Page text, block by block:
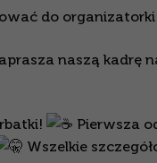
do organizatorki
naszą kadrę
Pierwsza
Wszelkie